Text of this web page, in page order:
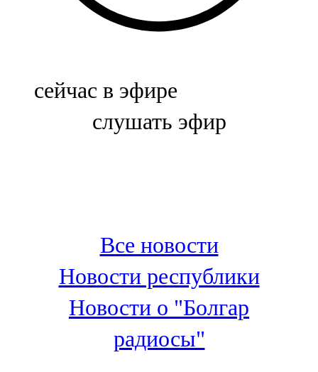
Биләр
Болгар
100,3 FM
Зәй
106,6 FM
Кадыбаш
105,2 FM
сейчас в эфире
слушать эфир
Все новости
Новости республики
Новости о "Болгар
радиосы"